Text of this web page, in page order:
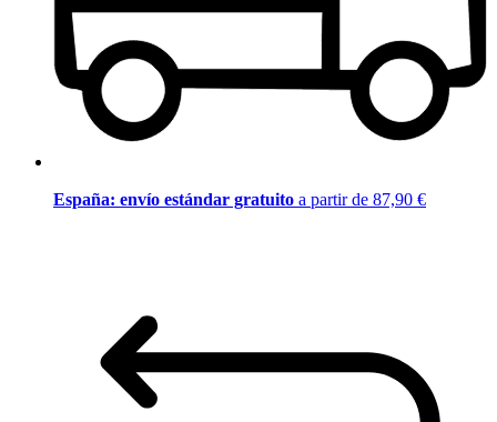
España: envío estándar gratuito a partir de 87,90 €